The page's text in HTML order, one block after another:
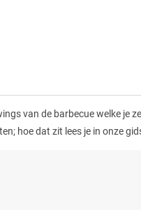
van de barbecue welke je
hoe dat zit lees je in onze